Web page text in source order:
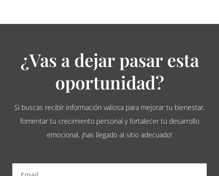
¿Vas a dejar pasar esta
oportunidad?
Si buscas recibir información valiosa para mejorar tu bienestar,
fomentar tu crecimiento personal y fortalecer tu desarrollo
emocional, ¡has llegado al sitio adecuado!
Email